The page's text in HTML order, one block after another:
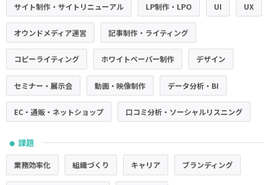
サイト制作・サイトリニューアル LP制作・LPO UI UX
オウンドメディア運営 記事制作・ライティング
コピーライティング ホワイトペーパー制作 デザイン
セミナー・展示会 動画・映像制作 データ分析・BI
EC・通販・ネットショップ 口コミ分析・ソーシャルリスニング
● 課題
業務効率化 組織づくり キャリア ブランディング